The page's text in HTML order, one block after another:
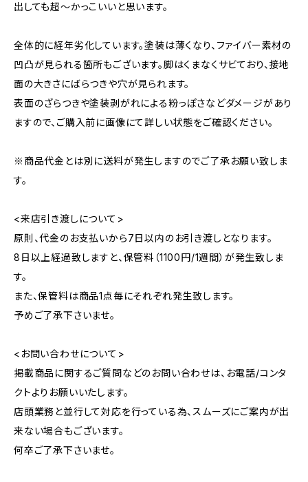
出しても超〜かっこいいと思います。
全体的に経年劣化しています。塗装は薄くなり、ファイバー素材の
凹凸が見られる箇所もございます。脚はくまなくサビており、接地
面の大きさにばらつきや穴が見られます。
表面のざらつきや塗装剥がれによる粉っぽさなどダメージがあり
ますので、ご購入前に画像にて詳しい状態をご確認ください。
※商品代金とは別に送料が発生しますのでご了承お願い致しま
す。
<来店引き渡しについて>
原則、代金のお支払いから7日以内のお引き渡しとなります。
8日以上経過致しますと、保管料（1100円/1週間）が発生致しま
す。
また、保管料は商品1点毎にそれぞれ発生致します。
予めご了承下さいませ。
<お問い合わせについて>
掲載商品に関するご質問などのお問い合わせは、お電話/コンタ
クトよりお願いいたします。
店頭業務と並行して対応を行っている為、スムーズにご案内が出
来ない場合もございます。
何卒ご了承下さいませ。